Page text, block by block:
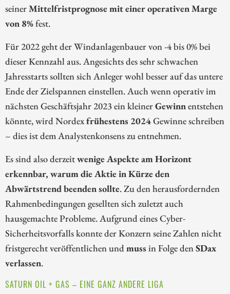
seiner Mittelfristprognose mit einer operativen Marge
von 8%fest.
Für 2022 geht der Windanlagenbauer von -4 bis 0% bei
dieser Kennzahl aus. Angesichts des sehr schwachen
Jahresstarts sollten sich Anleger wohl besser auf das untere
Ende der Zielspannen einstellen. Auch wenn operativ im
nächsten Geschäftsjahr 2023 ein kleinerGewinn entstehen
könnte, wird Nordexfrühestens 2024Gewinne schreiben
– dies ist dem Analystenkonsens zu entnehmen.
Es sind also derzeitwenige Aspekte am Horizont
erkennbar, warum die Aktie in Kürze den
Abwärtstrend beenden sollte. Zu den herausfordernden
Rahmenbedingungen gesellten sich zuletzt auch
hausgemachte Probleme. Aufgrund eines Cyber-
Sicherheitsvorfalls konnte der Konzern seine Zahlen nicht
fristgerecht veröffentlichen und muss in Folge den SDax
verlassen.
SATURN OIL + GAS – EINE GANZ ANDERE LIGA